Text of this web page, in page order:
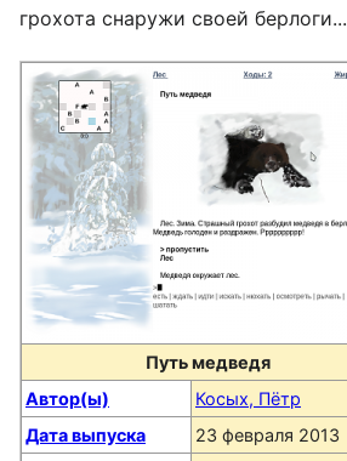
грохота снаружи своей берлоги...
Путь медведя
Автор(ы)
Косых, Пётр
Дата выпуска
23 февраля 2013